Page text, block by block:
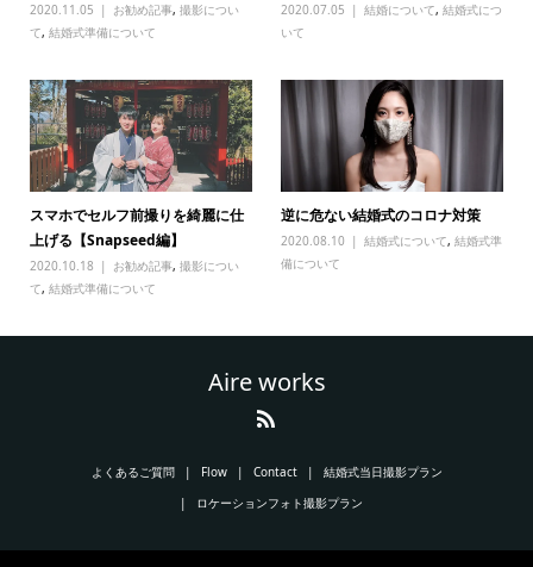
2020.11.05 お勧め記事, 撮影につい
て, 結婚式準備について
2020.07.05 結婚について,結婚式につ
いて
スマホでセルフ前撮りを綺麗に仕
上げる【Snapseed編】
2020.10.18 お勧め記事, 撮影につい
て, 結婚式準備について
逆に危ない結婚式のコロナ対策
2020.08.10 結婚式について,結婚式準
備について
Aire works
よくあるご質問 Flow Contact
結婚式当日撮影プラン
ロケーションフォト撮影プラン